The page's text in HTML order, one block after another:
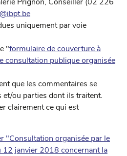
uniquement par voie
"formulaire de couverture à
consultation publique organisée
que les commentaires se
et/ou parties dont ils traitent.
clairement ce qui est
"Consultation organisée par le
12 janvier 2018 concernant la